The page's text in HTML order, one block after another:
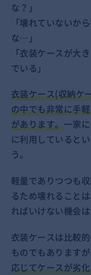
な？」
「壊れていないか
な…」
「衣装ケースが大
でいる」
衣装ケース(収納ケ
の中でも非常に手
があります。一家
に利用していると
う。
軽量でありつつも
るため壊れること
ればいけない機会
衣装ケースは比較
ものでもありますが
応じてケースが劣